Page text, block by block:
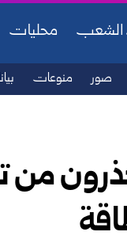
محليات
صور منوعات
من